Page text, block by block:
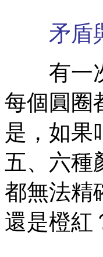
矛盾
有一次
每個圓圈
是，如果
五、六種
都無法精
還是橙紅